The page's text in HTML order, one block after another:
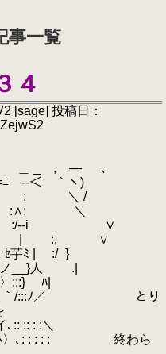
事一覧
４
[sage] 投稿日：
― ､
｀ヽ)
/
＼
i ∨
| :, ∨
| :/_}
__}人 .|
:::} ﾊ|
｀/:::ﾉ／ とり
:: :: : :＼
ﾍ〉､: : : : : 終わら